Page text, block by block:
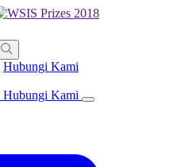
Hubungi Kami
Hubungi Kami